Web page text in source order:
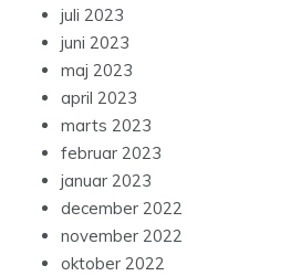
juli 2023
juni 2023
maj 2023
april 2023
marts 2023
februar 2023
januar 2023
december 2022
november 2022
oktober 2022